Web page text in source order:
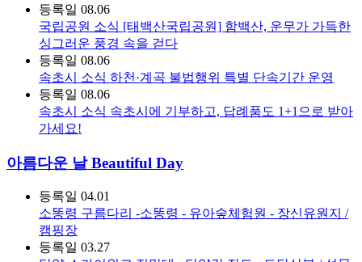
등록일 08.06
국립공원 소식 [태백산국립공원] 함백산, 운무가 가득한
싱그러운 풍경 속을 걷다
등록일 08.06
속초시 소식 하천·계곡 불법행위 특별 단속기간 운영
등록일 08.06
속초시 소식 속초시에 기부하고, 답례품도 1+1으로 받아
가세요!
아름다운 날 Beautiful Day
등록일 04.01
소똥령 구름다리 -소똥령 - 유아숲체험원 - 장신유원지 /
캠핑장
등록일 03.27